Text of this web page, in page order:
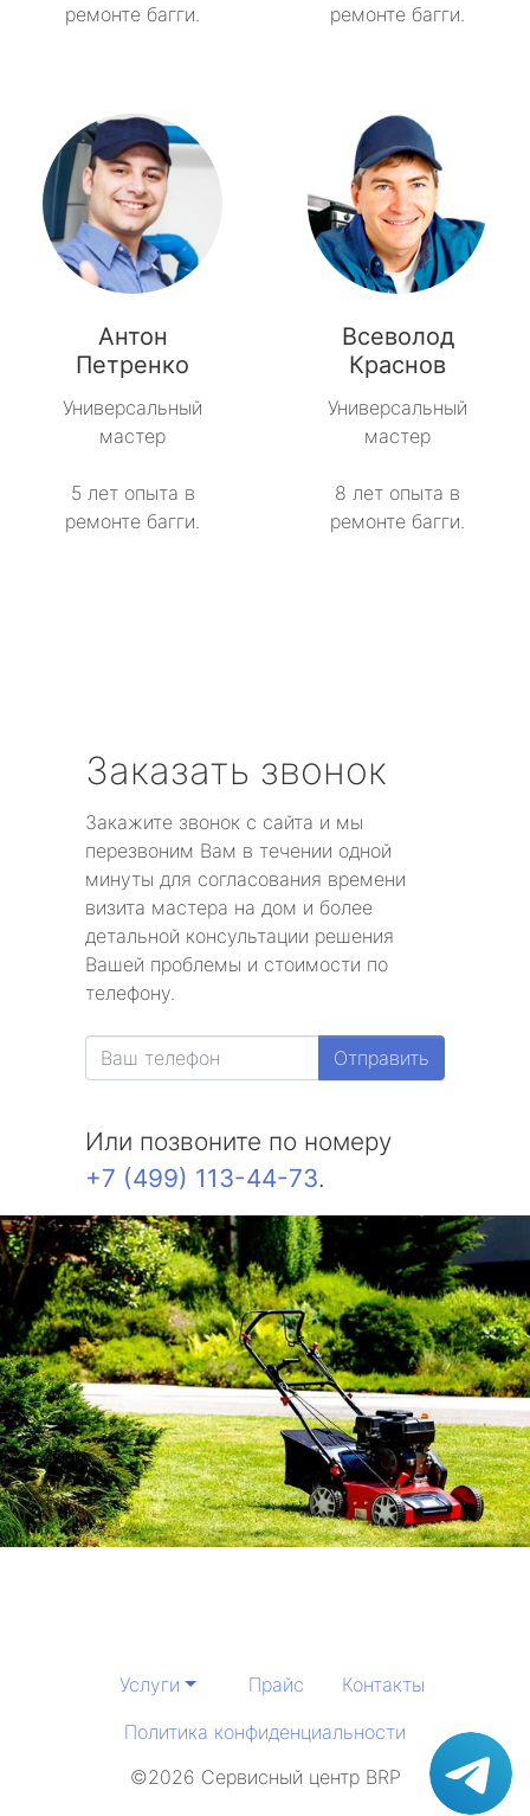
ремонте багги.
ремонте багги.
Антон
Петренко
Универсальный
мастер
5 лет опыта в
ремонте багги.
Всеволод
Краснов
Универсальный
мастер
8 лет опыта в
ремонте багги.
Заказать звонок
Закажите звонок с сайта и мы
перезвоним Вам в течении одной
минуты для согласования времени
визита мастера на дом и более
детальной консультации решения
Вашей проблемы и стоимости по
телефону.
Отправить
Или позвоните по номеру
+7 (499) 113-44-73.
Услуги Прайс
Контакты
Политика конфиденциальности
©2026 Сервисный центр BRP